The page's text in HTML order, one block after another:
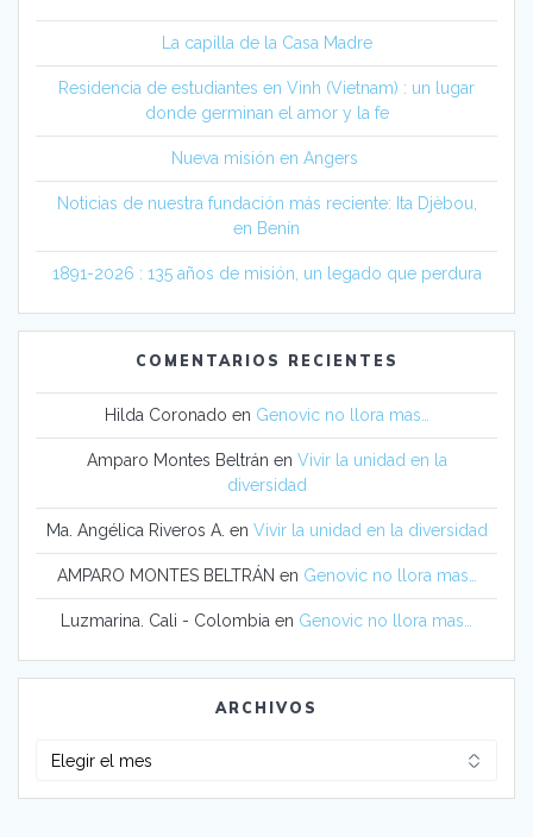
La capilla de la Casa Madre
Residencia de estudiantes en Vinh (Vietnam) : un lugar
donde germinan el amor y la fe
Nueva misión en Angers
Noticias de nuestra fundación más reciente: Ita Djèbou,
en Benín
1891-2026 : 135 años de misión, un legado que perdura
COMENTARIOS RECIENTES
Hilda Coronado en Genovic no llora mas…
Amparo Montes Beltrán en Vivir la unidad en la
diversidad
Ma. Angélica Riveros A. en Vivir la unidad en la diversidad
AMPARO MONTES BELTRÁN en Genovic no llora mas…
Luzmarina. Cali - Colombia en Genovic no llora mas…
ARCHIVOS